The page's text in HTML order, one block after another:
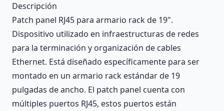
Descripción
Patch panel RJ45 para armario rack de 19".
Dispositivo utilizado en infraestructuras de redes
para la terminación y organización de cables
Ethernet. Está diseñado específicamente para ser
montado en un armario rack estándar de 19
pulgadas de ancho. El patch panel cuenta con
múltiples puertos RJ45, estos puertos están